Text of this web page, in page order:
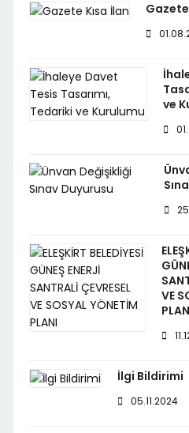
Gazete
ve
VE
İlgi Bildirimi
05.11.2024